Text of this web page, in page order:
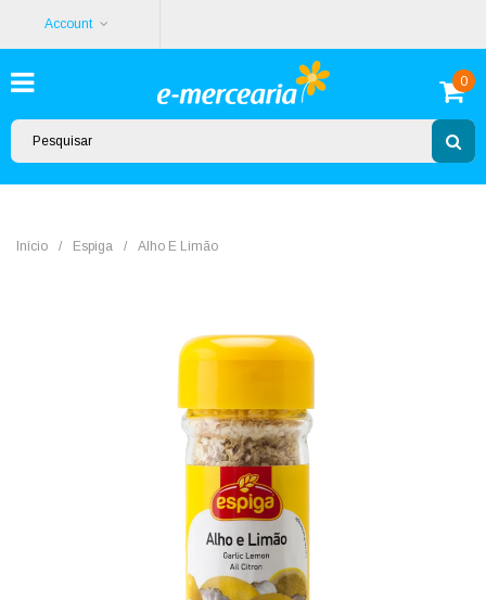
Account
0
Início / Espiga / Alho E Limão